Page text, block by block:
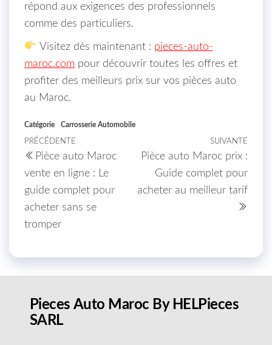
répond aux exigences des professionnels
comme des particuliers.
Visitez dès maintenant : pieces-auto-
maroc.com pour découvrir toutes les offres et
profiter des meilleurs prix sur vos pièces auto
au Maroc.
Catégorie Carrosserie Automobile
Navigation de l’article
Article précédent
PRÉCÉDENTE
Pièce auto Maroc
vente en ligne : Le
guide complet pour
acheter sans se
tromper
SUIVANTE
Pièce auto Maroc prix :
Guide complet pour
acheter au meilleur tarif
Pieces Auto Maroc By HELPieces
SARL